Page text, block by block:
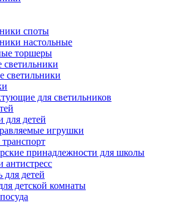
споты
настольные
торшеры
светильники
для светильников
детей
игрушки
принадлежности для школы
для детей
детской комнаты